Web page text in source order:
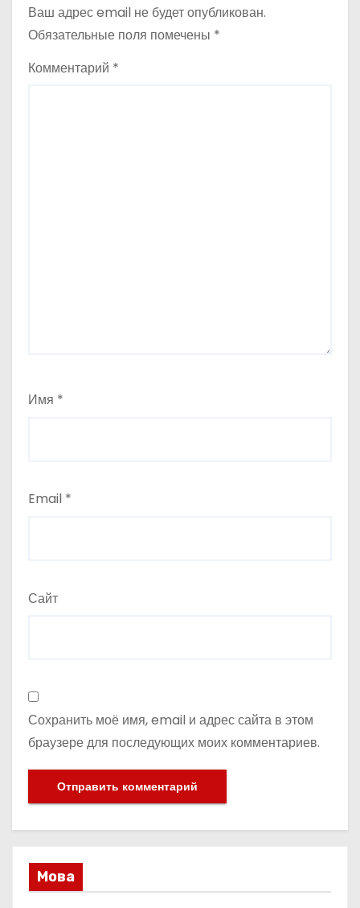
Ваш адрес email не будет опубликован.
Обязательные поля помечены *
Комментарий *
Имя *
Email *
Сайт
Сохранить моё имя, email и адрес сайта в этом
браузере для последующих моих комментариев.
Мова